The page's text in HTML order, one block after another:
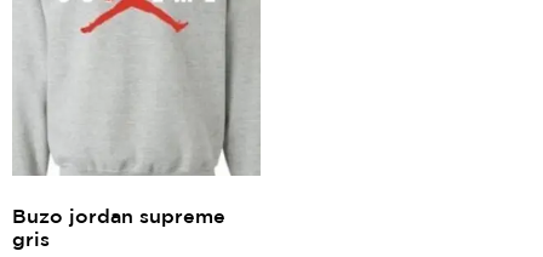
Buzo jordan supreme
gris